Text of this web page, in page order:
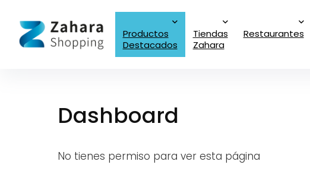
Productos
Destacados
Tiendas
Zahara
Restaurantes
Dashboard
No tienes permiso para ver esta página